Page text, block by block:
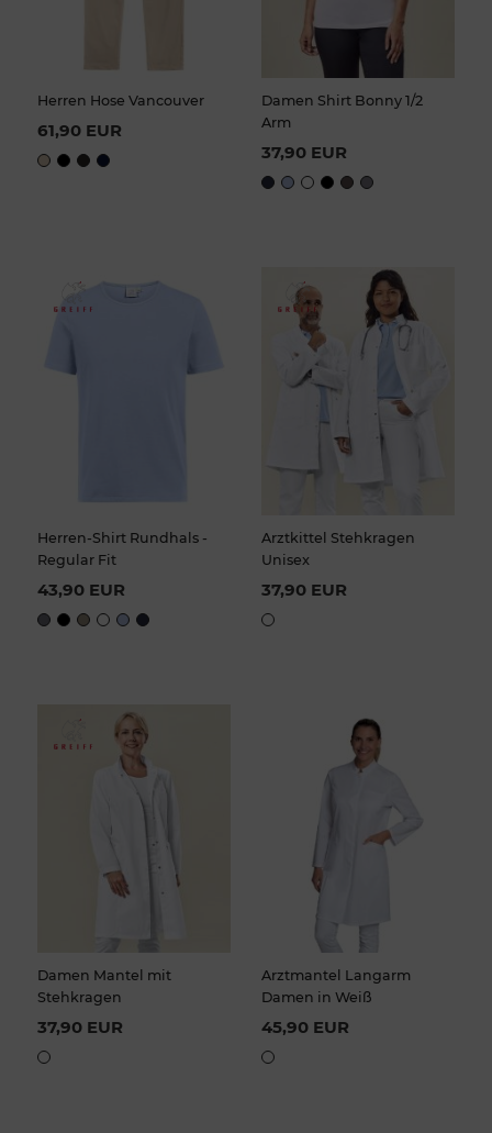
Herren Hose Vancouver
61,90 EUR
Damen Shirt Bonny 1/2
Arm
37,90 EUR
Herren-Shirt Rundhals -
Regular Fit
43,90 EUR
Arztkittel Stehkragen
Unisex
37,90 EUR
Damen Mantel mit
Stehkragen
37,90 EUR
Arztmantel Langarm
Damen in Weiß
45,90 EUR